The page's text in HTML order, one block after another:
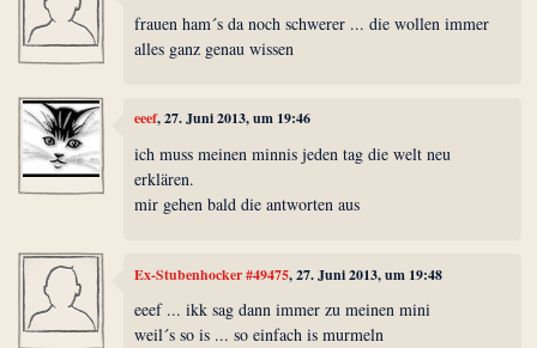
frauen ham´s da noch schwerer ... die wollen immer
alles ganz genau wissen
eeef, 27. Juni 2013, um 19:46
ich muss meinen minnis jeden tag die welt neu
erklären.
mir gehen bald die antworten aus
Ex-Stubenhocker #49475, 27. Juni 2013, um 19:48
eeef ... ikk sag dann immer zu meinen mini
weil´s so is ... so einfach is murmeln